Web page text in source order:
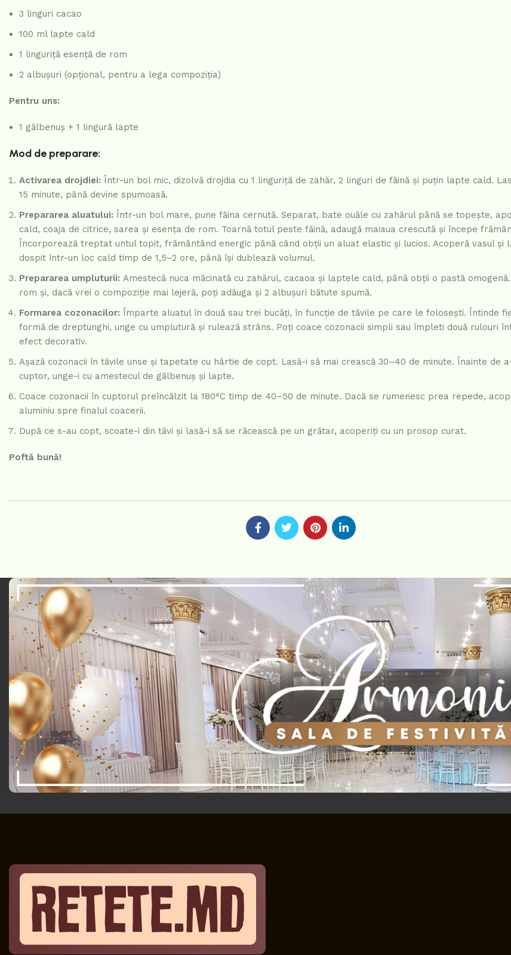
3 linguri cacao
100 ml lapte cald
1 linguriță esență de rom
2 albușuri (opțional, pentru a lega compoziția)
Pentru uns:
1 gălbenuș + 1 lingură lapte
Mod de preparare:
Activarea drojdiei: Într-un bol mic, dizolvă drojdia cu 1 linguriță de zahăr, 2 linguri de făină și puțin lapte cald.
15 minute, până devine spumoasă.
Prepararea aluatului: Într-un bol mare, pune făina cernută. Separat, bate ouăle cu zahărul până se topește,
cald, coaja de citrice, sarea și esența de rom. Toarnă totul peste făină, adaugă maiaua crescută și începe
Încorporează treptat untul topit, frământând energic până când obții un aluat elastic și lucios. Acoperă vasul și
dospit într-un loc cald timp de 1,5–2 ore, până își dublează volumul.
Prepararea umpluturii: Amestecă nuca măcinată cu zahărul, cacaoa și laptele cald, până obții o pastă
rom și, dacă vrei o compoziție mai lejeră, poți adăuga și 2 albușuri bătute spumă.
Formarea cozonacilor: Împarte aluatul în două sau trei bucăți, în funcție de tăvile pe care le folosești. Întinde
formă de dreptunghi, unge cu umplutură și rulează strâns. Poți coace cozonacii simpli sau împleti două rulouri
efect decorativ.
Așază cozonacii în tăvile unse și tapetate cu hârtie de copt. Lasă-i să mai crească 30–40 de minute. Înainte de
cuptor, unge-i cu amestecul de gălbenuș și lapte.
Coace cozonacii în cuptorul preîncălzit la 180°C timp de 40–50 de minute. Dacă se rumenesc prea repede,
aluminiu spre finalul coacerii.
După ce s-au copt, scoate-i din tăvi și lasă-i să se răcească pe un grătar, acoperiți cu un prosop curat.
Poftă bună!